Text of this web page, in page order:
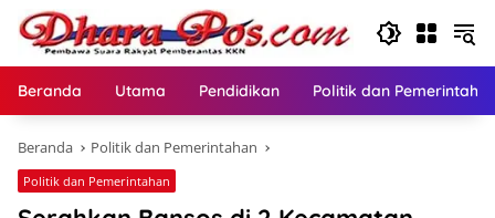
Langsung
konten
Beranda Utama Pendidikan Politik dan
Beranda Politik dan Pemerintahan
Politik dan Pemerintahan